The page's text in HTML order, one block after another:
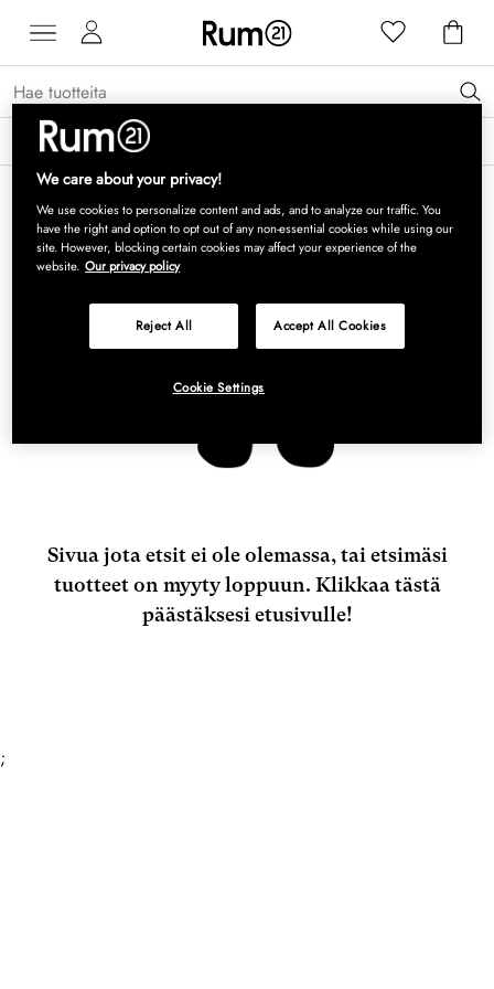
Saat 15 % alennusta Grythyttan Stålmöbler -tuotteista* →
Sivua jota etsit ei ole olemassa, tai etsimäsi
tuotteet on myyty loppuun. Klikkaa tästä
päästäksesi etusivulle!
;
We care about your privacy!
We use cookies to personalize content and ads, and to analyze our traffic. You
have the right and option to opt out of any non-essential cookies while using our
site. However, blocking certain cookies may affect your experience of the
website. Our privacy policy
Reject All Accept All Cookies
Cookie Settings